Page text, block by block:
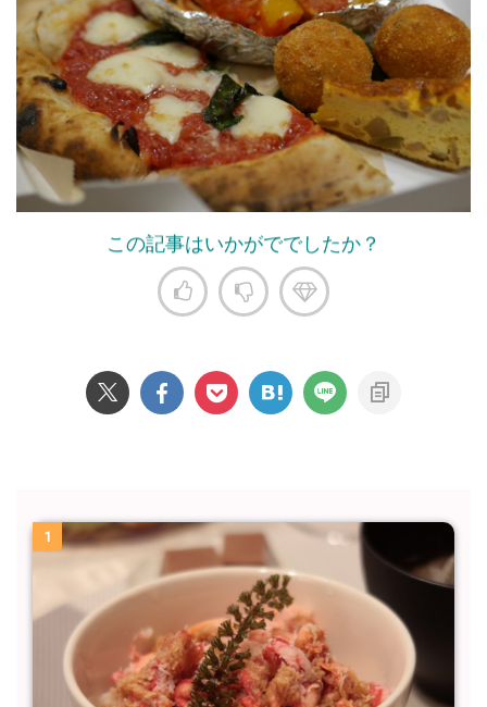
この記事はいかがででしたか？
1